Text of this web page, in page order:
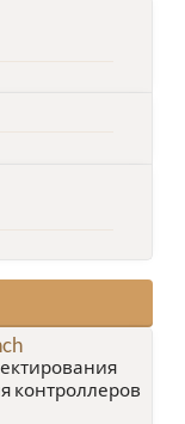
контроллеров